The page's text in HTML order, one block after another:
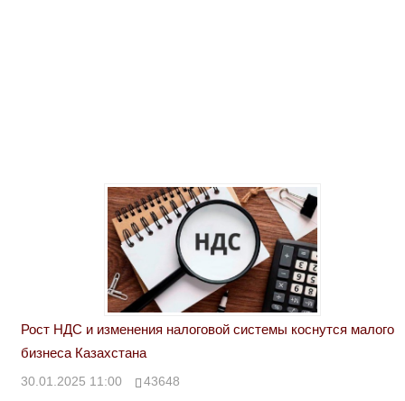
Рост НДС и изменения налоговой системы коснутся малого
бизнеса Казахстана
30.01.2025 11:00 43648